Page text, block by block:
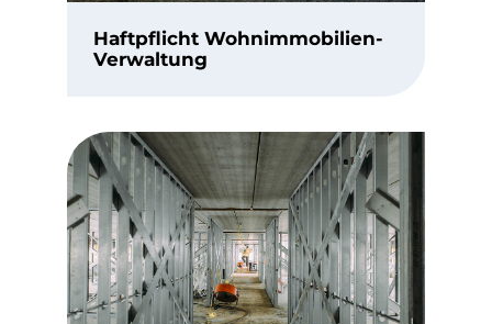
Haftpflicht Wohnimmobilien-
Verwaltung